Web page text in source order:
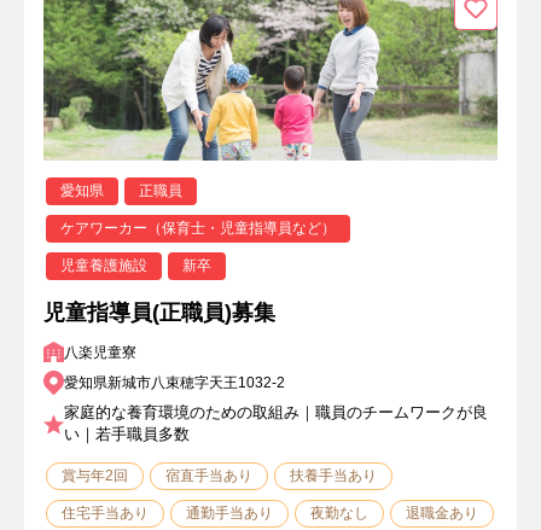
愛知県 正職員
ケアワーカー（保育士・児童指導員など）
児童養護施設 新卒
児童指導員(正職員)募集
八楽児童寮
愛知県新城市八束穂字天王1032-2
家庭的な養育環境のための取組み｜職員のチームワークが良
い｜若手職員多数
賞与年2回 宿直手当あり 扶養手当あり
住宅手当あり 通勤手当あり 夜勤なし 退職金あり